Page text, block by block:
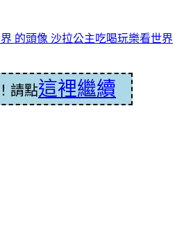
沙拉公主吃喝玩樂看世界
請點這裡繼續